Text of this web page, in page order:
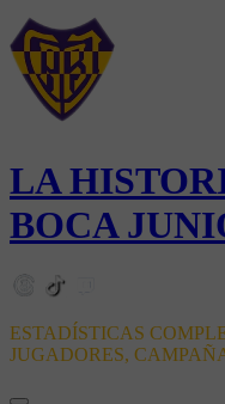
LA
BOCA
ESTADÍSTICAS
JUGADORES,